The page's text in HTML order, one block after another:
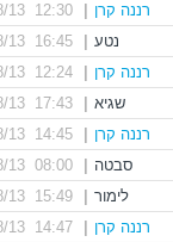
רננה קרן
12:30 26/08/13
נטע
16:45 06/08/13
רננה קרן
12:24 26/08/13
שגיא
17:43 03/08/13
רננה קרן
14:45 05/08/13
סבטה
08:00 08/08/13
לימור
15:49 01/08/13
רננה קרן
14:47 05/08/13